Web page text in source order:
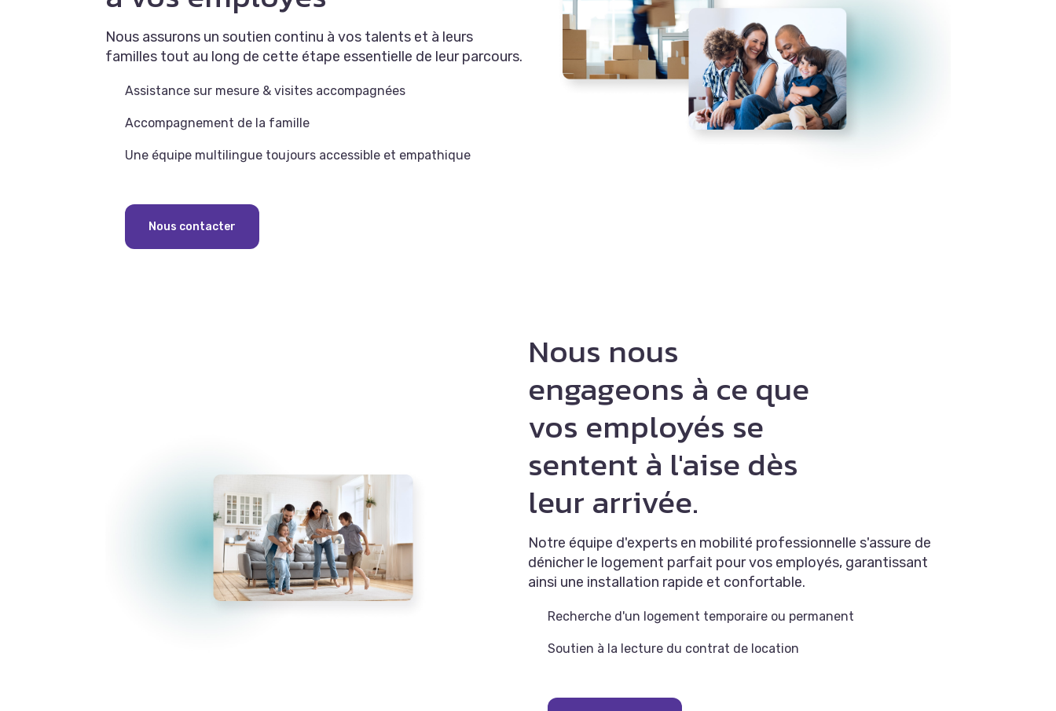
Nous assurons un soutien continu à vos talents et à leurs
familles tout au long de cette étape essentielle de leur parcours.
Assistance sur mesure & visites accompagnées
Accompagnement de la famille
Une équipe multilingue toujours accessible et empathique
Nous contacter
Nous nous
engageons à ce que
vos employés se
sentent à l'aise dès
leur arrivée.
Notre équipe d'experts en mobilité professionnelle s'assure de
dénicher le logement parfait pour vos employés, garantissant
ainsi une installation rapide et confortable.
Recherche d'un logement temporaire ou permanent
Soutien à la lecture du contrat de location